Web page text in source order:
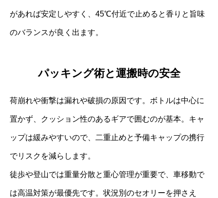
があれば安定しやすく、45℃付近で止めると香りと旨味
のバランスが良く出ます。
パッキング術と運搬時の安全
荷崩れや衝撃は漏れや破損の原因です。ボトルは中心に
置かず、クッション性のあるギアで囲むのが基本。キャ
ップは緩みやすいので、二重止めと予備キャップの携行
でリスクを減らします。
徒歩や登山では重量分散と重心管理が重要で、車移動で
は高温対策が最優先です。状況別のセオリーを押さえ